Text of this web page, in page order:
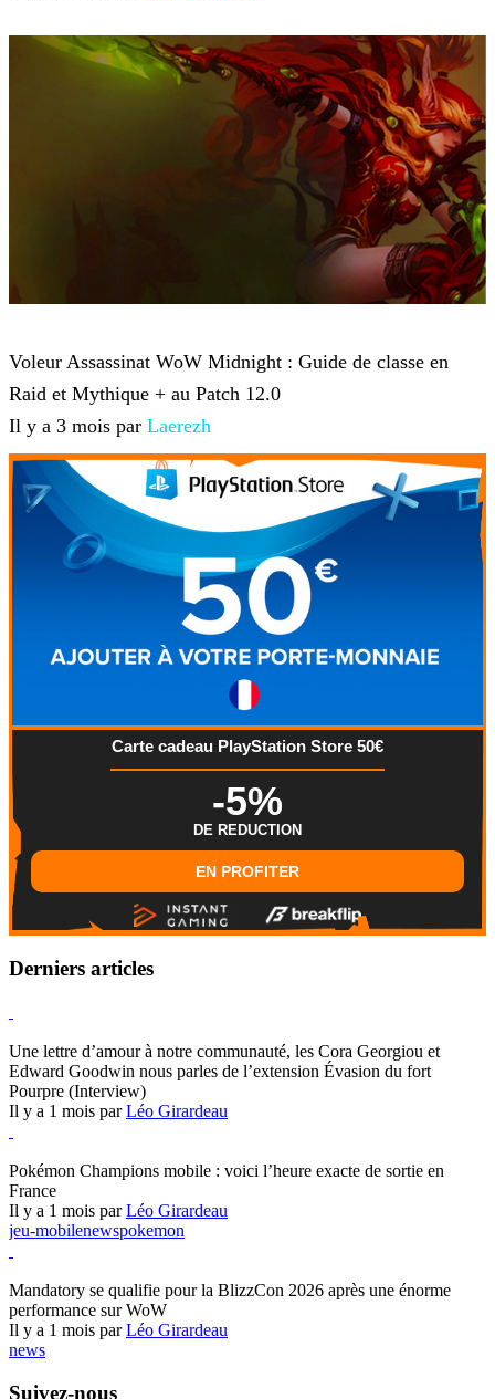
Voleur Assassinat WoW Midnight : Guide de classe en
Raid et Mythique + au Patch 12.0
Il y a 3 mois par Laerezh
Carte cadeau PlayStation Store 50€
-5%
DE REDUCTION
EN PROFITER
Derniers articles
Une lettre d’amour à notre communauté, les Cora Georgiou et
Edward Goodwin nous parles de l’extension Évasion du fort
Pourpre (Interview)
Il y a 1 mois parLéo Girardeau
Pokémon Champions mobile : voici l’heure exacte de sortie en
France
Il y a 1 mois parLéo Girardeau
jeu-mobilenewspokemon
Mandatory se qualifie pour la BlizzCon 2026 après une énorme
performance sur WoW
Il y a 1 mois parLéo Girardeau
news
Suivez-nous